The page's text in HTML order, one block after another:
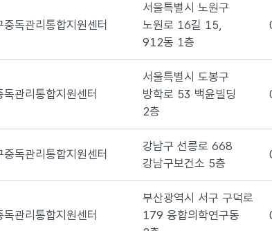
중독관리통합지원센터
서울특별시 노원구
노원로 16길 15,
912동 1층
독관리통합지원센터
서울특별시 도봉구
방학로 53 백윤빌딩
2층
중독관리통합지원센터
강남구 선릉로 668
강남구보건소 5층
독관리통합지원센터
부산광역시 서구 구덕로
179 융합의학연구동